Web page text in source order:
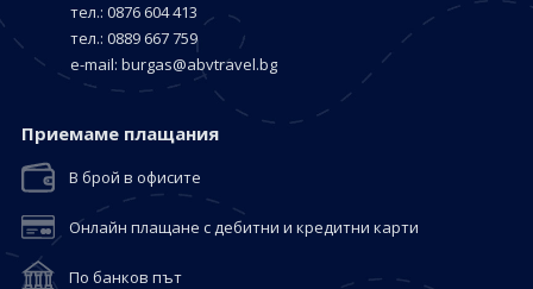
тел.: 0876 604 413
тел.: 0889 667 759
е-mail: burgas@abvtravel.bg
Приемaме плащания
В брой в офисите
Онлайн плащане с дебитни и кредитни карти
По банков път